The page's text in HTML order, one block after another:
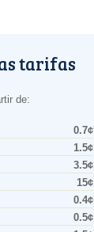
tarifas
de:
0.7¢
1.5¢
3.5¢
15¢
0.4¢
0.5¢